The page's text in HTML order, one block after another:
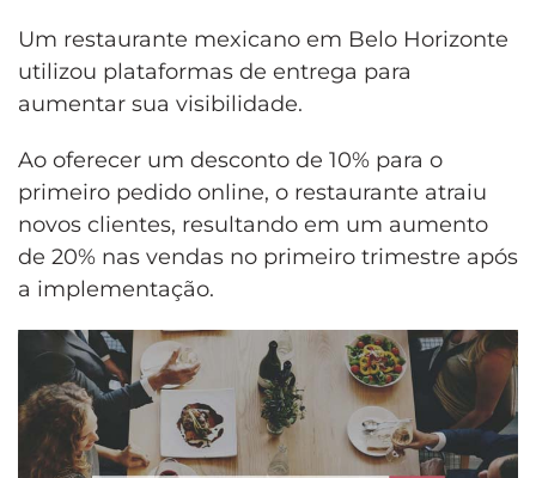
Um restaurante mexicano em Belo Horizonte
utilizou plataformas de entrega para
aumentar sua visibilidade.
Ao oferecer um desconto de 10% para o
primeiro pedido online, o restaurante atraiu
novos clientes, resultando em um aumento
de 20% nas vendas no primeiro trimestre após
a implementação.